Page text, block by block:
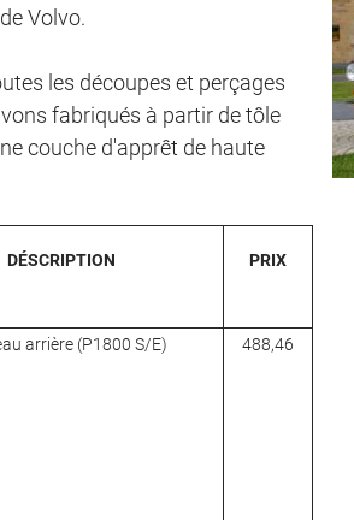
Volvo.
les découpes et perçages
fabriqués à partir de tôle
couche d'apprêt de haute
DÉSCRIPTION
arrière (P1800 S/E)
PRIX
488,46